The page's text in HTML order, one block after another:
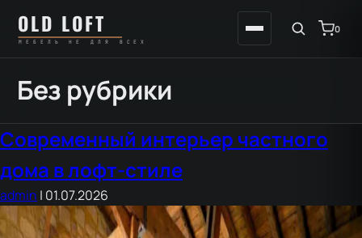
содержимому
содержимому
OLD LOFT
МЕБЕЛЬ НЕ ДЛЯ ВСЕХ
0
Без рубрики
Современный интерьер частного
дома в лофт-стиле
admin | 01.07.2026